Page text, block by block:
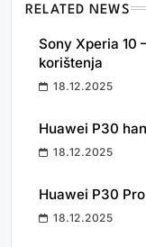
RELATED NEWS
Sony Xperia 10
korištenja
18.12.2025
Huawei P30
18.12.2025
Huawei P30
18.12.2025